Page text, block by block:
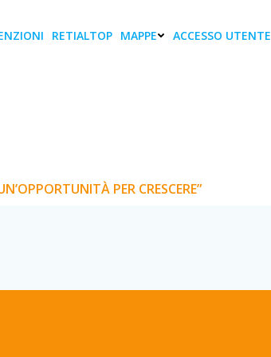
RETIALTOP MAPPE ACCESSO UTENTE
PER CRESCERE”